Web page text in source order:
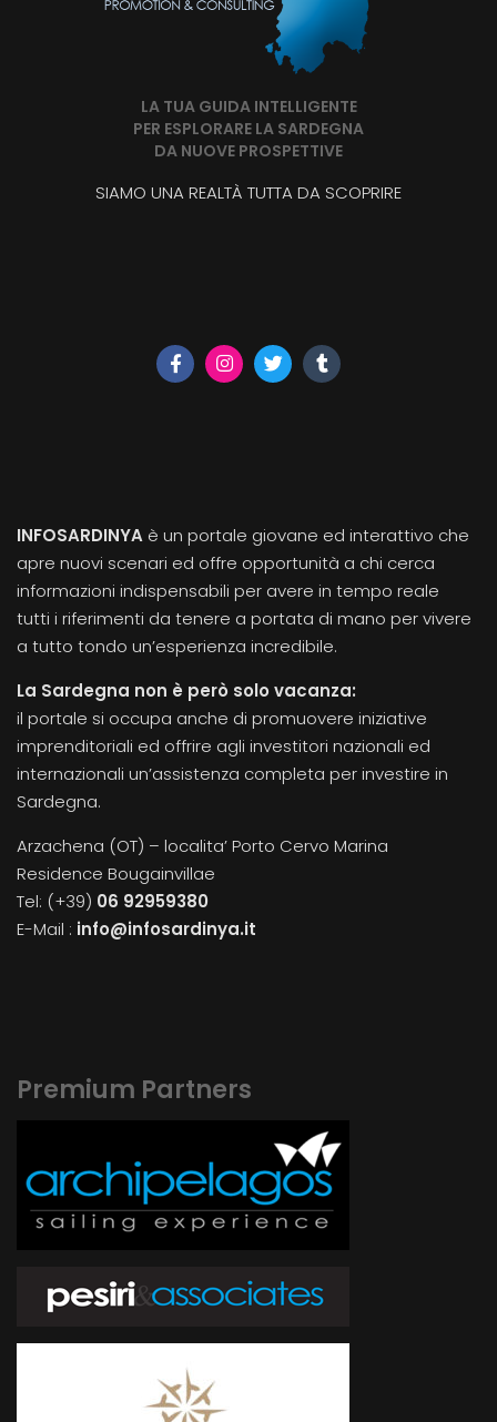
LA TUA GUIDA INTELLIGENTE
PER ESPLORARE LA SARDEGNA
DA NUOVE PROSPETTIVE
SIAMO UNA REALTÀ TUTTA DA SCOPRIRE
INFOSARDINYA è un portale giovane ed interattivo che
apre nuovi scenari ed offre opportunità a chi cerca
informazioni indispensabili per avere in tempo reale
tutti i riferimenti da tenere a portata di mano per vivere
a tutto tondo un’esperienza incredibile.
La Sardegna non è però solo vacanza:
il portale si occupa anche di promuovere iniziative
imprenditoriali ed offrire agli investitori nazionali ed
internazionali un’assistenza completa per investire in
Sardegna.
Arzachena (OT) – localita’ Porto Cervo Marina
Residence Bougainvillae
Tel: (+39) 06 92959380
E-Mail : info@infosardinya.it
Premium Partners